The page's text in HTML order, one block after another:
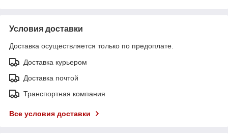
Условия доставки
Доставка осуществляется только по предоплате.
Доставка курьером
Доставка почтой
Транспортная компания
Все условия доставки